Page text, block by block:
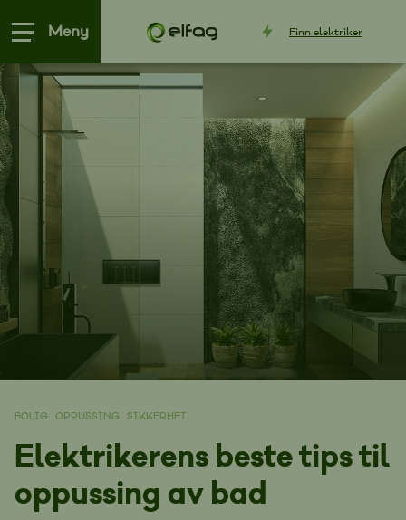
Meny Finn elektriker
BOLIG OPPUSSING SIKKERHET
Elektrikerens beste tips til
oppussing av bad